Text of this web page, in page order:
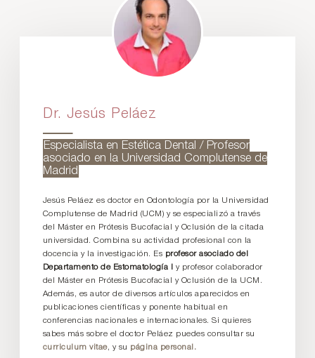
Dr. Jesús Peláez
Especialista en Estética Dental / Profesor
asociado en la Universidad Complutense de
Madrid
Jesús Peláez es doctor en Odontología por la Universidad
Complutense de Madrid (UCM) y se especializó a través
del Máster en Prótesis Bucofacial y Oclusión de la citada
universidad. Combina su actividad profesional con la
docencia y la investigación. Es profesor asociado del
Departamento de Estomatología I
y profesor colaborador
del Máster en Prótesis Bucofacial y Oclusión de la UCM.
Además, es autor de diversos artículos aparecidos en
publicaciones científicas y ponente habitual en
conferencias nacionales e internacionales. Si quieres
sabes más sobre el doctor Peláez puedes consultar su
curriculum vitae, y su página personal.